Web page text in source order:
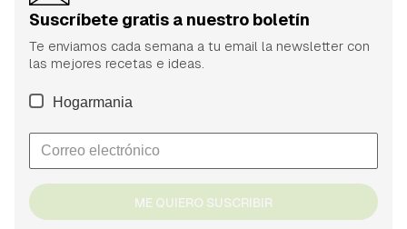
Suscríbete gratis a nuestro boletín
Te enviamos cada semana a tu email la newsletter con
las mejores recetas e ideas.
Hogarmania
ME QUIERO SUSCRIBIR